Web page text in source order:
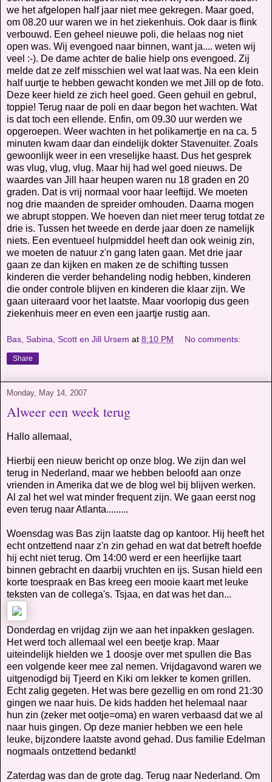
we het afgelopen half jaar niet mee gekregen. Maar goed,
om 08.20 uur waren we in het ziekenhuis. Ook daar is flink
verbouwd. Een geheel nieuwe poli, die helaas nog niet
open was. Wij evengoed naar binnen, want ja.... weten wij
veel :-). De dame achter de balie hielp ons evengoed. Zij
melde dat ze zelf misschien wel wat laat was. Na een klein
half uurtje te hebben gewacht konden we met Jill op de foto.
Deze keer hield ze zich heel goed. Geen gehuil en gebrul,
toppie! Terug naar de poli en daar begon het wachten. Wat
is dat toch een ellende. Enfin, om 09.30 uur werden we
opgeroepen. Weer wachten in het polikamertje en na ca. 5
minuten kwam daar dan eindelijk dokter Stavenuiter. Zoals
gewoonlijk weer in een vreselijke haast. Dus het gesprek
was vlug, vlug, vlug. Maar hij had wel goed nieuws. De
waardes van Jill haar heupen waren nu 18 graden en 20
graden. Dat is vrij normaal voor haar leeftijd. We moeten
nog drie maanden de spreider omhouden. Daarna mogen
we abrupt stoppen. We hoeven dan niet meer terug totdat ze
drie is. Tussen het tweede en derde jaar doen ze namelijk
niets. Een eventueel hulpmiddel heeft dan ook weinig zin,
we moeten de natuur z'n gang laten gaan. Met drie jaar
gaan ze dan kijken en maken ze de schifting tussen
kinderen die verder behandeling nodig hebben, kinderen
die onder controle blijven en kinderen die klaar zijn. We
gaan uiteraard voor het laatste. Maar voorlopig dus geen
ziekenhuis meer en even een jaartje rustig aan.
Bas, Sabina, Scott en Jill Ursem at 8:10 PM No comments:
Share
Monday, May 14, 2007
Alweer een week terug
Hallo allemaal,
Hierbij een nieuw bericht op onze blog. We zijn dan wel
terug in Nederland, maar we hebben beloofd aan onze
vrienden in Amerika dat we de blog wel bij blijven werken.
Al zal het wel wat minder frequent zijn. We gaan eerst nog
even terug naar Atlanta.........
Woensdag was Bas zijn laatste dag op kantoor. Hij heeft het
echt ontzettend naar z'n zin gehad en wat dat betreft hoefde
hij echt niet terug. Om 14:00 werd er een heerlijke taart
binnen gebracht en daarbij vruchten en ijs. Susan hield een
korte toespraak en Bas kreeg een mooie kaart met leuke
teksten van de collega's. Tsjaa, en dat was het dan...
Donderdag en vrijdag zijn we aan het inpakken geslagen.
Het werd toch allemaal wel een beetje krap. Maar
uiteindelijk hielden we 1 doosje over met spullen die Bas
een volgende keer mee zal nemen. Vrijdagavond waren we
uitgenodigd bij Tjeerd en Kiki om lekker te komen grillen.
Echt zalig gegeten. Het was bere gezellig en om rond 21:30
gingen we naar huis. De kids hadden het helemaal naar
hun zin (zeker met ootje=oma) en waren verbaasd dat we al
naar huis gingen. Op deze manier hebben we een hele
leuke, bijzondere laatste avond gehad. Dus familie Edelman
nogmaals ontzettend bedankt!
Zaterdag was dan de grote dag. Terug naar Nederland. Om